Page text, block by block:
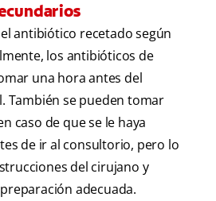
antibiótico recetado según
los antibióticos de
una hora antes del
También se pueden tomar
caso de que se le haya
de ir al consultorio, pero lo
del cirujano y
adecuada.